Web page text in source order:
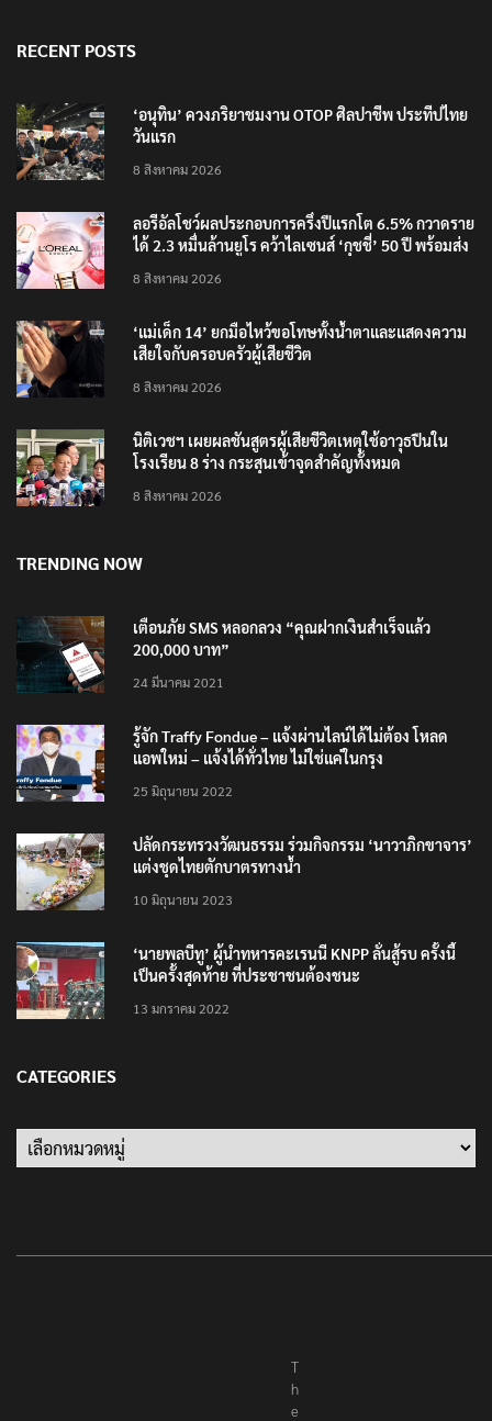
RECENT POSTS
‘อนุทิน’ ควงภริยาชมงาน OTOP ศิลปาชีพ ประทีปไทย
วันแรก
8 สิงหาคม 2026
ลอรีอัลโชว์ผลประกอบการครึ่งปีแรกโต 6.5% กวาดราย
ได้ 2.3 หมื่นล้านยูโร คว้าไลเซนส์ ‘กุชชี่’ 50 ปี พร้อมส่ง
8 สิงหาคม 2026
‘แม่เด็ก 14’ ยกมือไหว้ขอโทษทั้งน้ำตาและแสดงความ
เสียใจกับครอบครัวผู้เสียชีวิต
8 สิงหาคม 2026
นิติเวชฯ เผยผลชันสูตรผู้เสียชีวิตเหตุใช้อาวุธปืนใน
โรงเรียน 8 ร่าง กระสุนเข้าจุดสำคัญทั้งหมด
8 สิงหาคม 2026
TRENDING NOW
เตือนภัย SMS หลอกลวง “คุณฝากเงินสำเร็จแล้ว
200,000 บาท”
24 มีนาคม 2021
รู้จัก Traffy Fondue – แจ้งผ่านไลน์ได้ไม่ต้อง โหลด
แอพใหม่ – แจ้งได้ทั่วไทย ไม่ใช่แค่ในกรุง
25 มิถุนายน 2022
ปลัดกระทรวงวัฒนธรรม ร่วมกิจกรรม ‘นาวาภิกขาจาร’
แต่งชุดไทยตักบาตรทางน้ำ
10 มิถุนายน 2023
‘นายพลบีทู’ ผู้นำทหารคะเรนนี KNPP ลั่นสู้รบ ครั้งนี้
เป็นครั้งสุดท้าย ที่ประชาชนต้องชนะ
13 มกราคม 2022
CATEGORIES
T
h
e